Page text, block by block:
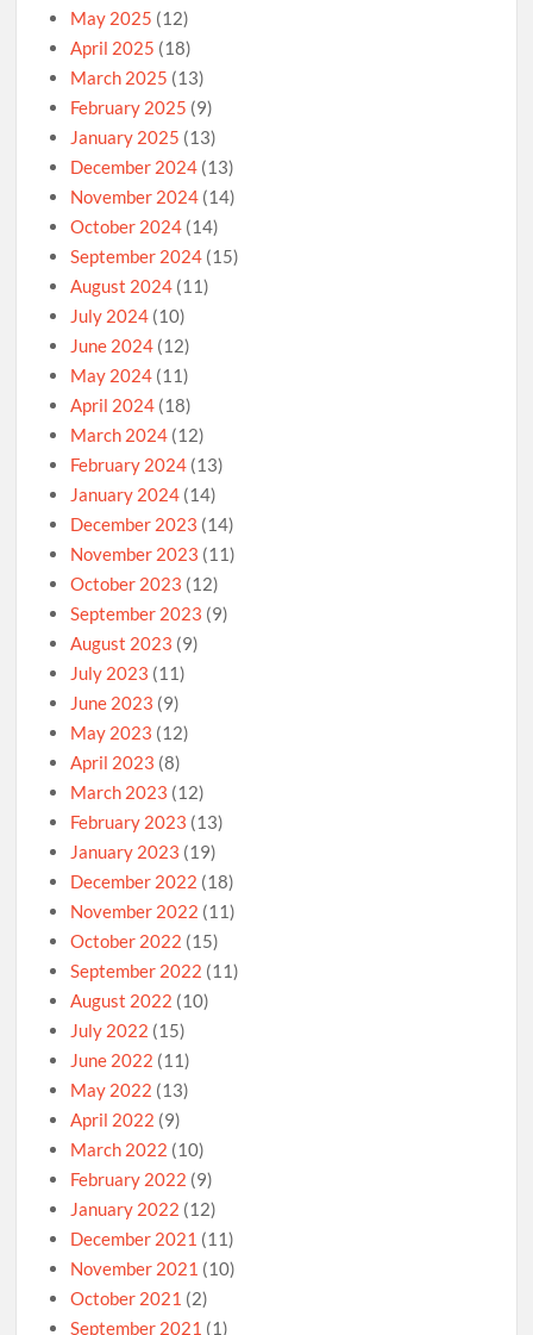
May 2025 (12)
April 2025 (18)
March 2025 (13)
February 2025 (9)
January 2025 (13)
December 2024 (13)
November 2024 (14)
October 2024 (14)
September 2024 (15)
August 2024 (11)
July 2024 (10)
June 2024 (12)
May 2024 (11)
April 2024 (18)
March 2024 (12)
February 2024 (13)
January 2024 (14)
December 2023 (14)
November 2023 (11)
October 2023 (12)
September 2023 (9)
August 2023 (9)
July 2023 (11)
June 2023 (9)
May 2023 (12)
April 2023 (8)
March 2023 (12)
February 2023 (13)
January 2023 (19)
December 2022 (18)
November 2022 (11)
October 2022 (15)
September 2022 (11)
August 2022 (10)
July 2022 (15)
June 2022 (11)
May 2022 (13)
April 2022 (9)
March 2022 (10)
February 2022 (9)
January 2022 (12)
December 2021 (11)
November 2021 (10)
October 2021 (2)
September 2021 (1)